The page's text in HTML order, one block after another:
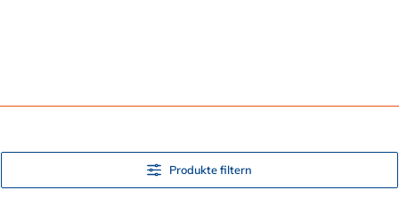
Produkte filtern